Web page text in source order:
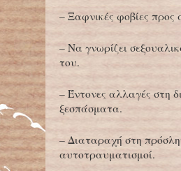
– Ξαφνικές φοβίες προς
– Να γνωρίζει
του.
– Έντονες αλλαγές στη
ξεσπάσματα.
– Διαταραχή στη
αυτοτραυματισμοί.